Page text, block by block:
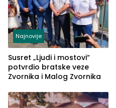
Najnovije
Susret „Ljudi i mostovi“
potvrdio bratske veze
Zvornika i Malog Zvornika